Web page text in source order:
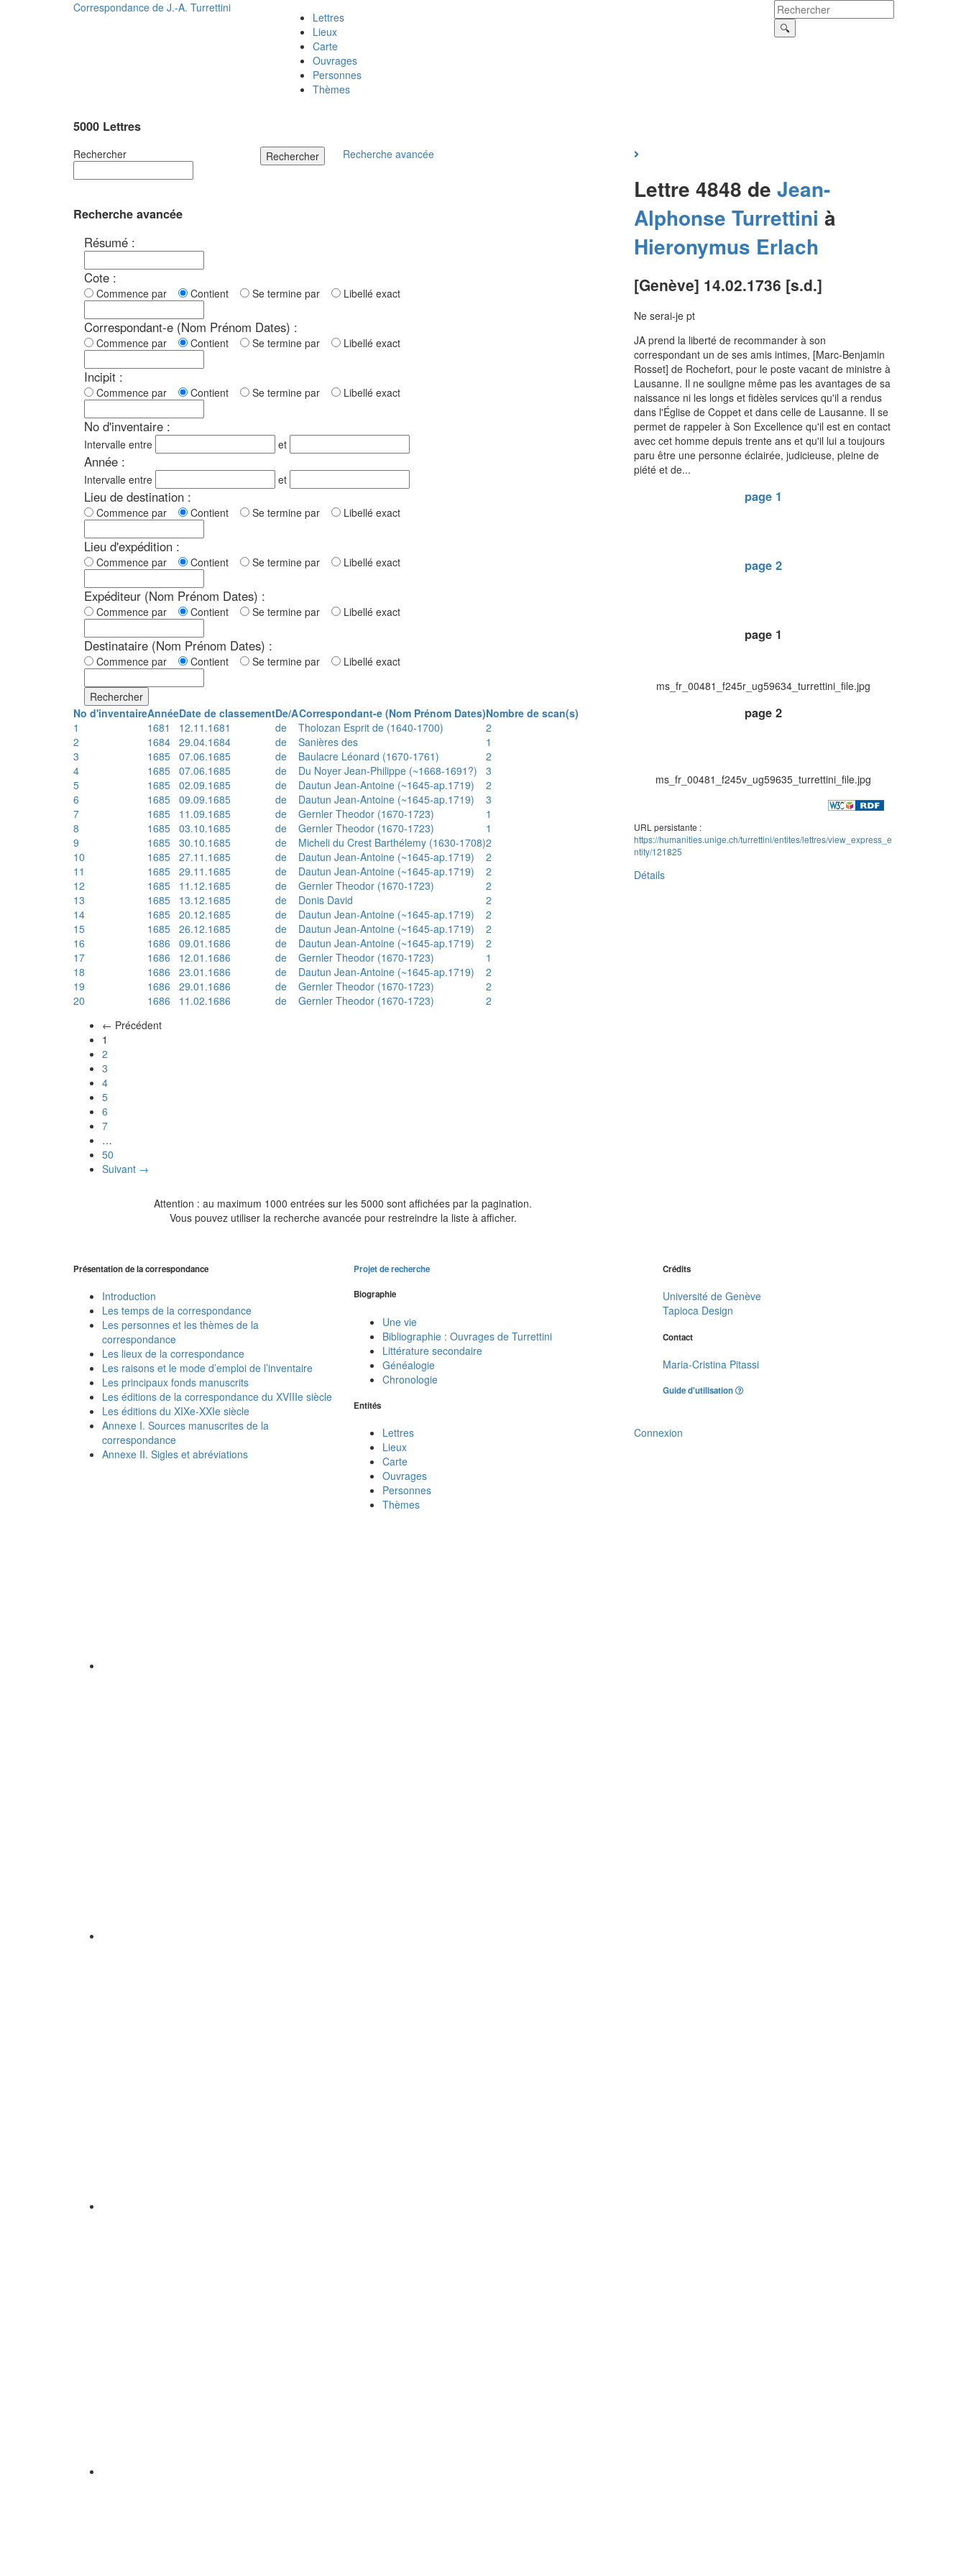
Correspondance de J.-A. Turrettini
Lettres
Lieux
Carte
Ouvrages
Personnes
Thèmes
5000 Lettres
Rechercher Rechercher Recherche avancée
Recherche avancée
Résumé :
Cote :
Commence par Contient Se termine par Libellé exact
Correspondant-e (Nom Prénom Dates) :
Commence par Contient Se termine par Libellé exact
Incipit :
Commence par Contient Se termine par Libellé exact
No d'inventaire :
Intervalle entre et
Année :
Intervalle entre et
Lieu de destination :
Commence par Contient Se termine par Libellé exact
Lieu d'expédition :
Commence par Contient Se termine par Libellé exact
Expéditeur (Nom Prénom Dates) :
Commence par Contient Se termine par Libellé exact
Destinataire (Nom Prénom Dates) :
Commence par Contient Se termine par Libellé exact
Rechercher
No d'inventaireAnnéeDate de classementDe/ACorrespondant-e (Nom Prénom Dates)Nombre de scan(s)
1
1681 12.11.1681 de Tholozan Esprit de (1640-1700)
2
2
1684 29.04.1684 de Sanières des
1
3
1685 07.06.1685 de Baulacre Léonard (1670-1761)
2
4
1685 07.06.1685 de Du Noyer Jean-Philippe (~1668-1691?)
3
5
1685 02.09.1685 de Dautun Jean-Antoine (~1645-ap.1719)
2
6
1685 09.09.1685 de Dautun Jean-Antoine (~1645-ap.1719)
3
7
1685 11.09.1685 de Gernler Theodor (1670-1723)
1
8
1685 03.10.1685 de Gernler Theodor (1670-1723)
1
9
1685 30.10.1685 de Micheli du Crest Barthélemy (1630-1708)2
10
1685 27.11.1685 de Dautun Jean-Antoine (~1645-ap.1719)
2
11
1685 29.11.1685 de Dautun Jean-Antoine (~1645-ap.1719)
2
12
1685 11.12.1685 de Gernler Theodor (1670-1723)
2
13
1685 13.12.1685 de Donis David
2
14
1685 20.12.1685 de Dautun Jean-Antoine (~1645-ap.1719)
2
15
1685 26.12.1685 de Dautun Jean-Antoine (~1645-ap.1719)
2
16
1686 09.01.1686 de Dautun Jean-Antoine (~1645-ap.1719)
2
17
1686 12.01.1686 de Gernler Theodor (1670-1723)
1
18
1686 23.01.1686 de Dautun Jean-Antoine (~1645-ap.1719)
2
19
1686 29.01.1686 de Gernler Theodor (1670-1723)
2
20
1686 11.02.1686 de Gernler Theodor (1670-1723)
2
← Précédent
1
2
3
4
5
6
7
…
50
Suivant →
Attention : au maximum 1000 entrées sur les 5000 sont affichées par la pagination.
Vous pouvez utiliser la recherche avancée pour restreindre la liste à afficher.
Lettre 4848 de Jean-
Alphonse Turrettini à
Hieronymus Erlach
[Genève] 14.02.1736 [s.d.]
Ne serai-je pt
JA prend la liberté de recommander à son
correspondant un de ses amis intimes, [Marc-Benjamin
Rosset] de Rochefort, pour le poste vacant de ministre à
Lausanne. Il ne souligne même pas les avantages de sa
naissance ni les longs et fidèles services qu'il a rendus
dans l'Église de Coppet et dans celle de Lausanne. Il se
permet de rappeler à Son Excellence qu'il est en contact
avec cet homme depuis trente ans et qu'il lui a toujours
paru être une personne éclairée, judicieuse, pleine de
piété et de...
page 1
page 2
page 1
ms_fr_00481_f245r_ug59634_turrettini_file.jpg
page 2
ms_fr_00481_f245v_ug59635_turrettini_file.jpg
URL persistante :
https://humanities.unige.ch/turrettini/entites/lettres/view_express_e
ntity/121825
Détails
Présentation de la correspondance
Introduction
Les temps de la correspondance
Les personnes et les thèmes de la
correspondance
Les lieux de la correspondance
Les raisons et le mode d’emploi de l’inventaire
Les principaux fonds manuscrits
Les éditions de la correspondance du XVIIIe siècle
Les éditions du XIXe-XXIe siècle
Annexe I. Sources manuscrites de la
correspondance
Annexe II. Sigles et abréviations
Projet de recherche
Biographie
Une vie
Bibliographie : Ouvrages de Turrettini
Littérature secondaire
Généalogie
Chronologie
Entités
Lettres
Lieux
Carte
Ouvrages
Personnes
Thèmes
Crédits
Université de Genève
Tapioca Design
Contact
Maria-Cristina Pitassi
Guide d'utilisation
Connexion